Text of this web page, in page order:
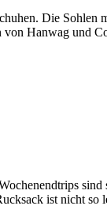
Die
von Hanwag und
ist nicht